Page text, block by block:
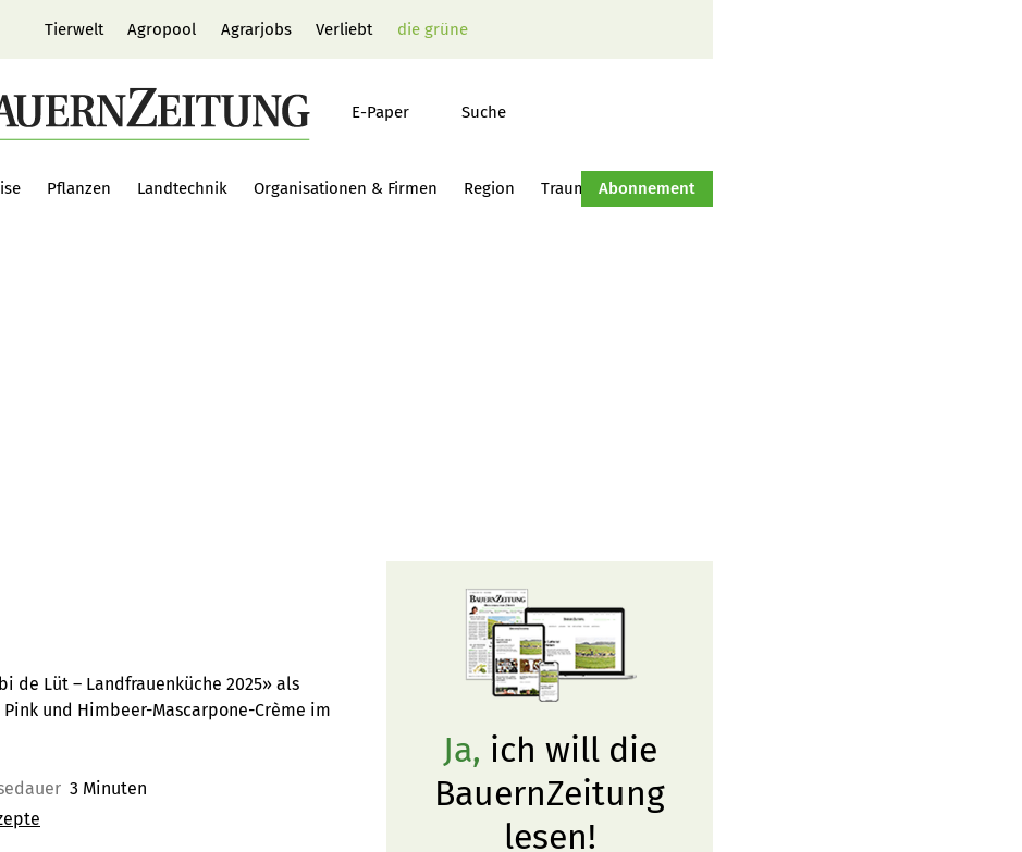
Tierwelt Agropool Agrarjobs Verliebt die grüne
E-Paper Suche
Pflanzen Landtechnik Organisationen & Firmen Region Traumtraktor Hof-Management
Abonnement
de Lüt – Landfrauenküche 2025» als
und Himbeer-Mascarpone-Crème im
3 Minuten
Ja, ich will die
BauernZeitung
lesen!